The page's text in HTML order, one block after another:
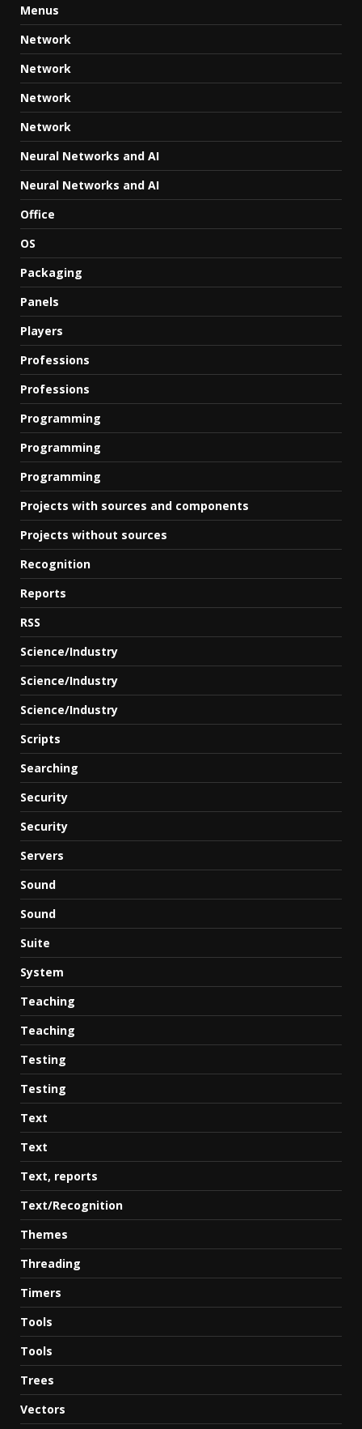
Menus
Network
Network
Network
Network
Neural Networks and AI
Neural Networks and AI
Office
OS
Packaging
Panels
Players
Professions
Professions
Programming
Programming
Programming
Projects with sources and components
Projects without sources
Recognition
Reports
RSS
Science/Industry
Science/Industry
Science/Industry
Scripts
Searching
Security
Security
Servers
Sound
Sound
Suite
System
Teaching
Teaching
Testing
Testing
Text
Text
Text, reports
Text/Recognition
Themes
Threading
Timers
Tools
Tools
Trees
Vectors